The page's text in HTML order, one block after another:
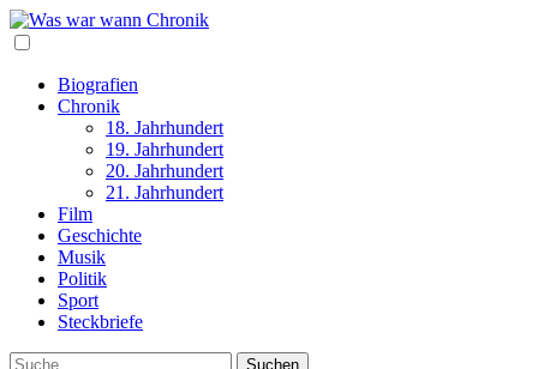
Biografien
Chronik
18. Jahrhundert
19. Jahrhundert
20. Jahrhundert
21. Jahrhundert
Film
Geschichte
Musik
Politik
Sport
Steckbriefe